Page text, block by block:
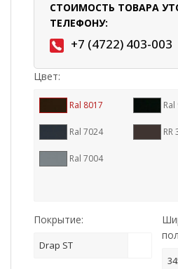
СТОИМОСТЬ ТОВАРА
ТЕЛЕФОНУ:
+7 (4722) 403-003
Цвет:
Ral 8017
Ral 7024 RR
Ral 7004
Покрытие:
Drap ST